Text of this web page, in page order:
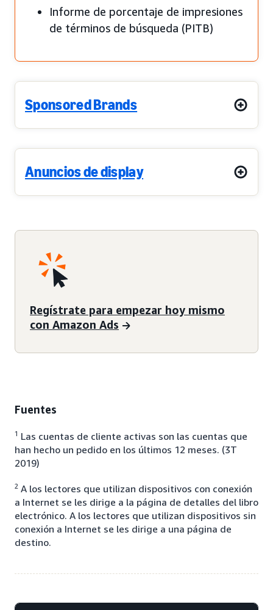
Informe de porcentaje de impresiones
de términos de búsqueda (PITB)
Sponsored Brands
Anuncios de display
Regístrate para empezar hoy mismo
con Amazon Ads
Fuentes
1 Las cuentas de cliente activas son las cuentas que
han hecho un pedido en los últimos 12 meses. (3T
2019)
2 A los lectores que utilizan dispositivos con conexión
a Internet se les dirige a la página de detalles del libro
electrónico. A los lectores que utilizan dispositivos sin
conexión a Internet se les dirige a una página de
destino.